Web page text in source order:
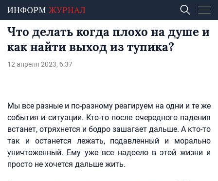
Что делать когда плохо на душе и
как найти выход из тупика?
12 апреля 2023, 6:37
Мы все разные и по-разному реагируем на одни и те же
события и ситуации. Кто-то после очередного падения
встанет, отряхнется и бодро зашагает дальше. А кто-то
так и останется лежать, подавленный и морально
уничтоженный. Ему уже все надоело в этой жизни и
просто не хочется дальше жить.